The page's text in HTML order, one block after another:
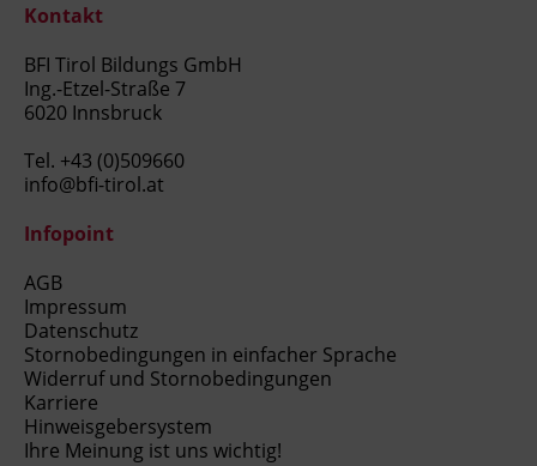
Kontakt
BFI Tirol Bildungs GmbH
Ing.-Etzel-Straße 7
6020 Innsbruck
Tel. +43 (0)509660
info@bfi-tirol.at
Infopoint
AGB
Impressum
Datenschutz
Stornobedingungen in einfacher Sprache
Widerruf und Stornobedingungen
Karriere
Hinweisgebersystem
Ihre Meinung ist uns wichtig!